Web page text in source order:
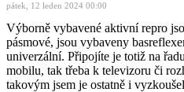
pátek, 12 leden 2024 00:00
Výborně vybavené aktivní repro
pásmové, jsou vybaveny
univerzální. Připojíte je totiž na
mobilu, tak třeba k televizoru či
takovým jsem je ostatně i